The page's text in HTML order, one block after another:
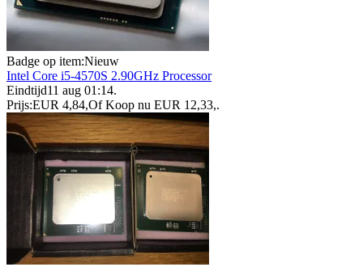
Badge op item:Nieuw
Intel Core i5-4570S 2.90GHz Processor
Eindtijd11 aug 01:14.
Prijs:EUR 4,84,Of Koop nu EUR 12,33,.